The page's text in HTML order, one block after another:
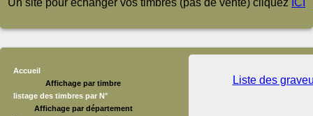
Un site pour échanger vos timbres (pas de vente) cliquez ICI
Accueil
Affichage par timbre
listage des timbres par N°
Affichage par département
Liste des